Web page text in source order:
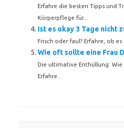
Erfahre die besten Tipps und
Körperpflege für...
Ist es okay 3 Tage nicht
Frisch oder faul? Erfahre, ob es
Wie oft sollte eine Frau
Die ultimative Enthüllung:
Erfahre...